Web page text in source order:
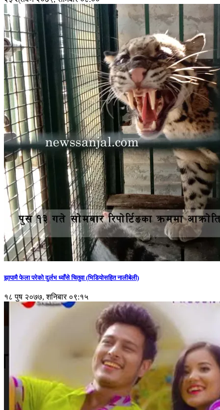
झापामै फेला परेको दुर्लभ ध्वाँसे चितुवा (भिडियोसहित नालीबेली)
१८ पुष २०७७, शनिबार ०९:१५